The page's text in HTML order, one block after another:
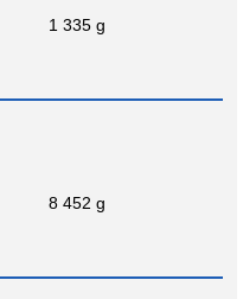
1 335 g
8 452 g